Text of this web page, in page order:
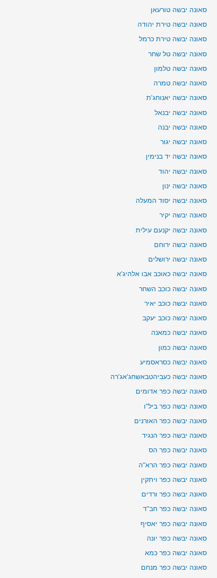
סאונה יבשה טורעאן
סאונה יבשה טירת יהודה
סאונה יבשה טירת כרמל
סאונה יבשה טל שחר
סאונה יבשה טלמון
סאונה יבשה טמרה
סאונה יבשה יאנוחג'ת
סאונה יבשה יבנאל
סאונה יבשה יבנה
סאונה יבשה יגור
סאונה יבשה יד בנימין
סאונה יבשה יהוד
סאונה יבשה ינון
סאונה יבשה יסוד המעלה
סאונה יבשה יקיר
סאונה יבשה יקנעם עילית
סאונה יבשה ירוחם
סאונה יבשה ירושלים
סאונה יבשה כאוכב אבו אלהיג'א
סאונה יבשה כוכב השחר
סאונה יבשה כוכב יאיר
סאונה יבשה כוכב יעקב
סאונה יבשה כמאנה
סאונה יבשה כמון
סאונה יבשה כסראסמיע
סאונה יבשה כעביהטבאשחג'אג'רה
סאונה יבשה כפר אדומים
סאונה יבשה כפר ביל"ו
סאונה יבשה כפר האורנים
סאונה יבשה כפר הנגיד
סאונה יבשה כפר הס
סאונה יבשה כפר הרא"ה
סאונה יבשה כפר ויתקין
סאונה יבשה כפר ורדים
סאונה יבשה כפר חב"ד
סאונה יבשה כפר יאסיף
סאונה יבשה כפר יונה
סאונה יבשה כפר כמא
סאונה יבשה כפר מנחם